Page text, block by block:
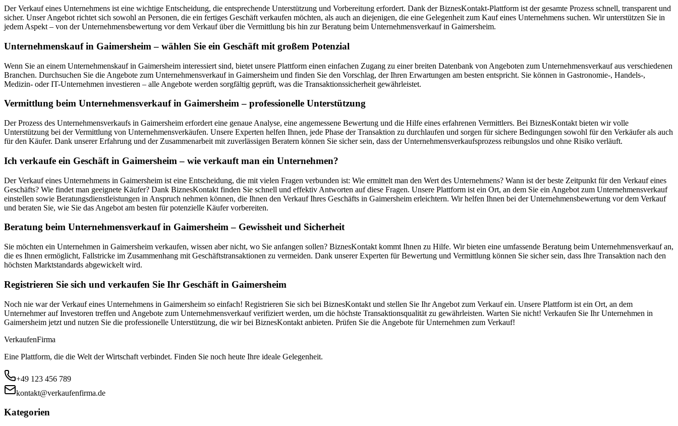
Der Verkauf eines Unternehmens ist eine wichtige Entscheidung, die entsprechende Unterstützung und Vorbereitung erfordert. Dank der BiznesKontakt-Plattform ist der gesamte Prozess schnell, transparent und
sicher. Unser Angebot richtet sich sowohl an Personen, die ein fertiges Geschäft verkaufen möchten, als auch an diejenigen, die eine Gelegenheit zum Kauf eines Unternehmens suchen. Wir unterstützen Sie in
jedem Aspekt – von der Unternehmensbewertung vor dem Verkauf über die Vermittlung bis hin zur Beratung beim Unternehmensverkauf in Gaimersheim.
Unternehmenskauf in Gaimersheim – wählen Sie ein Geschäft mit großem Potenzial
Wenn Sie an einem Unternehmenskauf in Gaimersheim interessiert sind, bietet unsere Plattform einen einfachen Zugang zu einer breiten Datenbank von Angeboten zum Unternehmensverkauf aus verschiedenen
Branchen. Durchsuchen Sie die Angebote zum Unternehmensverkauf in Gaimersheim und finden Sie den Vorschlag, der Ihren Erwartungen am besten entspricht. Sie können in Gastronomie-, Handels-,
Medizin- oder IT-Unternehmen investieren – alle Angebote werden sorgfältig geprüft, was die Transaktionssicherheit gewährleistet.
Vermittlung beim Unternehmensverkauf in Gaimersheim – professionelle Unterstützung
Der Prozess des Unternehmensverkaufs in Gaimersheim erfordert eine genaue Analyse, eine angemessene Bewertung und die Hilfe eines erfahrenen Vermittlers. Bei BiznesKontakt bieten wir volle
Unterstützung bei der Vermittlung von Unternehmensverkäufen. Unsere Experten helfen Ihnen, jede Phase der Transaktion zu durchlaufen und sorgen für sichere Bedingungen sowohl für den Verkäufer als auch
für den Käufer. Dank unserer Erfahrung und der Zusammenarbeit mit zuverlässigen Beratern können Sie sicher sein, dass der Unternehmensverkaufsprozess reibungslos und ohne Risiko verläuft.
Ich verkaufe ein Geschäft in Gaimersheim – wie verkauft man ein Unternehmen?
Der Verkauf eines Unternehmens in Gaimersheim ist eine Entscheidung, die mit vielen Fragen verbunden ist: Wie ermittelt man den Wert des Unternehmens? Wann ist der beste Zeitpunkt für den Verkauf eines
Geschäfts? Wie findet man geeignete Käufer? Dank BiznesKontakt finden Sie schnell und effektiv Antworten auf diese Fragen. Unsere Plattform ist ein Ort, an dem Sie ein Angebot zum Unternehmensverkauf
einstellen sowie Beratungsdienstleistungen in Anspruch nehmen können, die Ihnen den Verkauf Ihres Geschäfts in Gaimersheim erleichtern. Wir helfen Ihnen bei der Unternehmensbewertung vor dem Verkauf
und beraten Sie, wie Sie das Angebot am besten für potenzielle Käufer vorbereiten.
Beratung beim Unternehmensverkauf in Gaimersheim – Gewissheit und Sicherheit
Sie möchten ein Unternehmen in Gaimersheim verkaufen, wissen aber nicht, wo Sie anfangen sollen? BiznesKontakt kommt Ihnen zu Hilfe. Wir bieten eine umfassende Beratung beim Unternehmensverkauf an,
die es Ihnen ermöglicht, Fallstricke im Zusammenhang mit Geschäftstransaktionen zu vermeiden. Dank unserer Experten für Bewertung und Vermittlung können Sie sicher sein, dass Ihre Transaktion nach den
höchsten Marktstandards abgewickelt wird.
Registrieren Sie sich und verkaufen Sie Ihr Geschäft in Gaimersheim
Noch nie war der Verkauf eines Unternehmens in Gaimersheim so einfach! Registrieren Sie sich bei BiznesKontakt und stellen Sie Ihr Angebot zum Verkauf ein. Unsere Plattform ist ein Ort, an dem
Unternehmer auf Investoren treffen und Angebote zum Unternehmensverkauf verifiziert werden, um die höchste Transaktionsqualität zu gewährleisten. Warten Sie nicht! Verkaufen Sie Ihr Unternehmen in
Gaimersheim jetzt und nutzen Sie die professionelle Unterstützung, die wir bei BiznesKontakt anbieten. Prüfen Sie die Angebote für Unternehmen zum Verkauf!
VerkaufenFirma
Eine Plattform, die die Welt der Wirtschaft verbindet. Finden Sie noch heute Ihre ideale Gelegenheit.
+49 123 456 789
kontakt@verkaufenfirma.de
Kategorien